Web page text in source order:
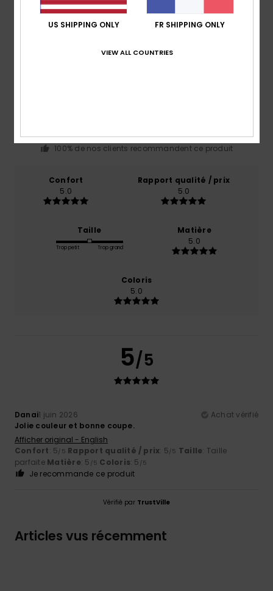
Avis clients
basé sur1 avis vérifiésdepuis juin 2026
100% de nos clients recommandent ce produit
Confort
5.0
Rapport qualité / prix
5.0
Taille
Trop petit Trop grand
Matière
5.0
Coloris
5.0
5/5
Danai1 juin 2026
Achat vérifié
Jolie couleur et bonne coupe.
Afficher original - English
Confort: 5/5 Rapport qualité / prix: 5/5 Taille: Taille
parfaite Matière: 5 /5 Coloris: 5 /5
Je recommande ce produit
Vérifié par TrustVille
Articles vus récemment
US SHIPPING ONLY FR SHIPPING ONLY
VIEW ALL COUNTRIES